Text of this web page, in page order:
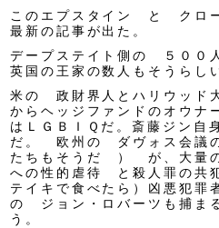
このエプスタイン と クロー
最新の記事が出た。
デープステイト側の ５００
英国の王家の数人もそうらし
米の 政財界人とハリウッド
からヘッジファンドのオウナ
はＬＧＢＩＱだ。斎藤ジン自
だ。 欧州の ダヴォス会議
たちもそうだ ） が、大量
への性的虐待 と殺人罪の共
テイキで食べたら）凶悪犯
の ジョン・ロバーツも捕ま
う。